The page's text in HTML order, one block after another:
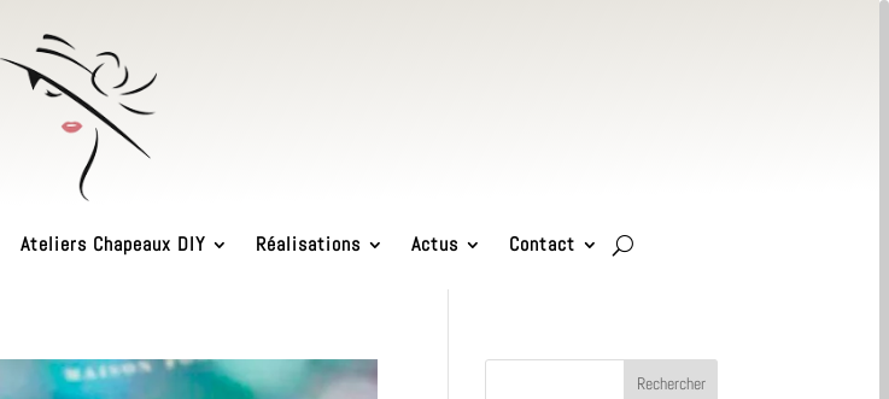
Ateliers Chapeaux DIY Réalisations Actus Contact